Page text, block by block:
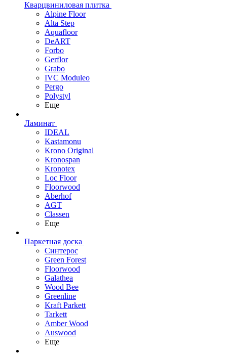
Кварцвиниловая плитка
Alpine Floor
Alta Step
Aquafloor
DeART
Forbo
Gerflor
Grabo
IVC Moduleo
Pergo
Polystyl
Еще
Ламинат
IDEAL
Kastamonu
Krono Original
Kronospan
Kronotex
Loc Floor
Floorwood
Aberhof
AGT
Classen
Еще
Паркетная доска
Синтерос
Green Forest
Floorwood
Galathea
Wood Bee
Greenline
Kraft Parkett
Tarkett
Amber Wood
Auswood
Еще